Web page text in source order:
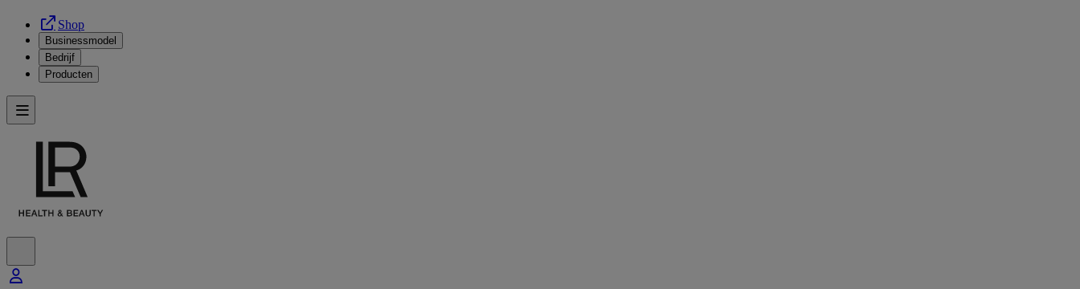
Shop
Businessmodel
Bedrijf
Producten